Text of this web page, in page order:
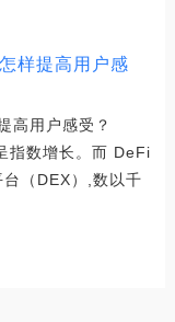
样提高用户感
高用户感受？
指数增长。而 DeFi
（DEX）,数以千